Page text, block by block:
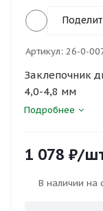
Артикул: 26-0-
Заклепочник
4,0-4,8 мм
Подробнее
1 078 ₽/
В наличии на